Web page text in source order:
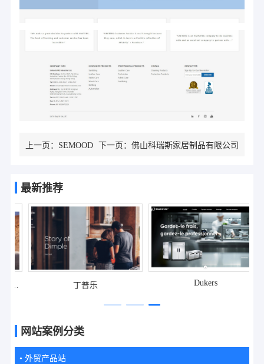
上一页： SEMOOD 下一页：佛山科瑞斯家居制品有限公司
最新推荐
丁普乐 Dukers
网站案例分类
• 外贸产品站